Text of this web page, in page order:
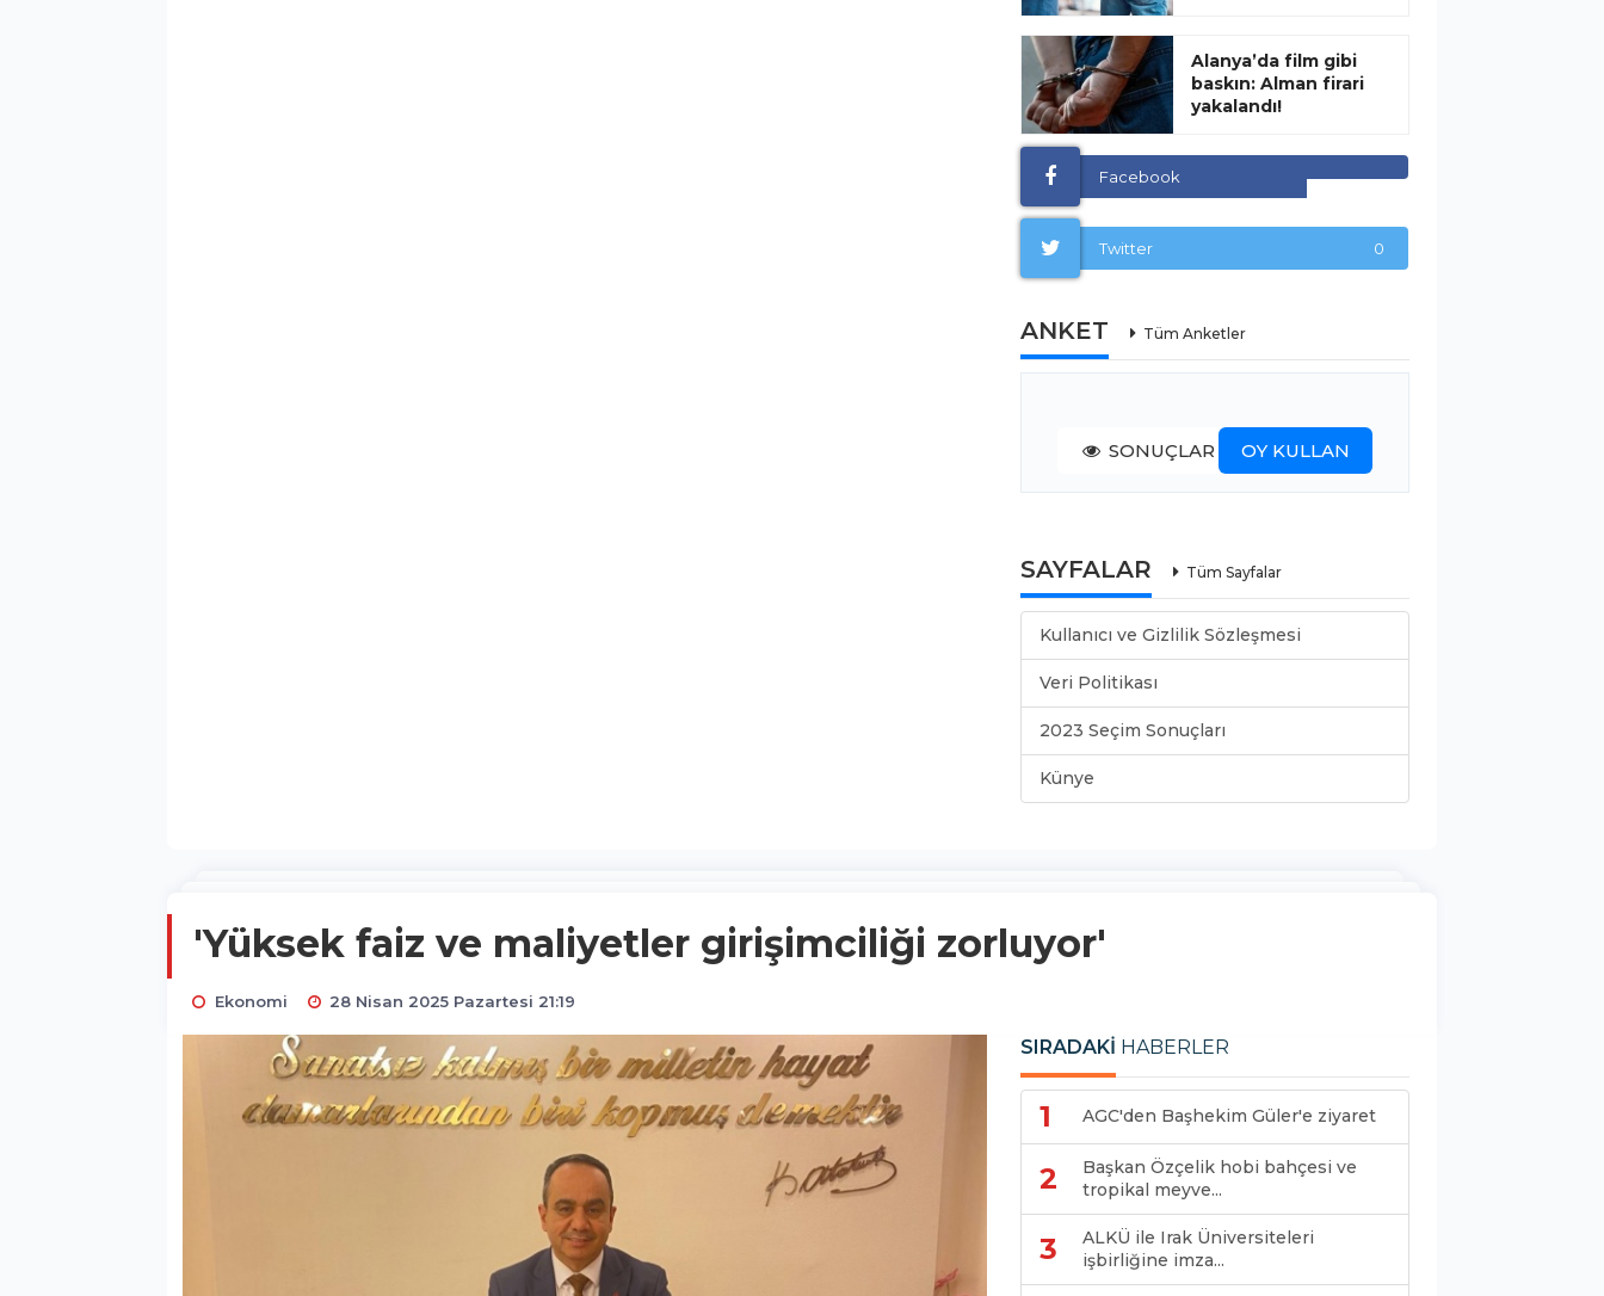
Alanya’da film gibi
baskın: Alman firari
yakalandı!
Facebook
Twitter 0
ANKET Tüm Anketler
SONUÇLAR OY KULLAN
SAYFALAR Tüm Sayfalar
Kullanıcı ve Gizlilik Sözleşmesi
Veri Politikası
2023 Seçim Sonuçları
Künye
'Yüksek faiz ve maliyetler girişimciliği zorluyor'
Ekonomi 28 Nisan 2025 Pazartesi 21:19
SIRADAKİ HABERLER
1 AGC'den Başhekim Güler'e ziyaret
2
Başkan Özçelik hobi bahçesi ve
tropikal meyve...
3
ALKÜ ile Irak Üniversiteleri
işbirliğine imza...